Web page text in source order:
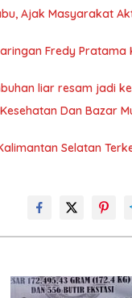
Ajak Masyarakat
Fredy Pratama
liar resam jadi
Dan Bazar
Selatan